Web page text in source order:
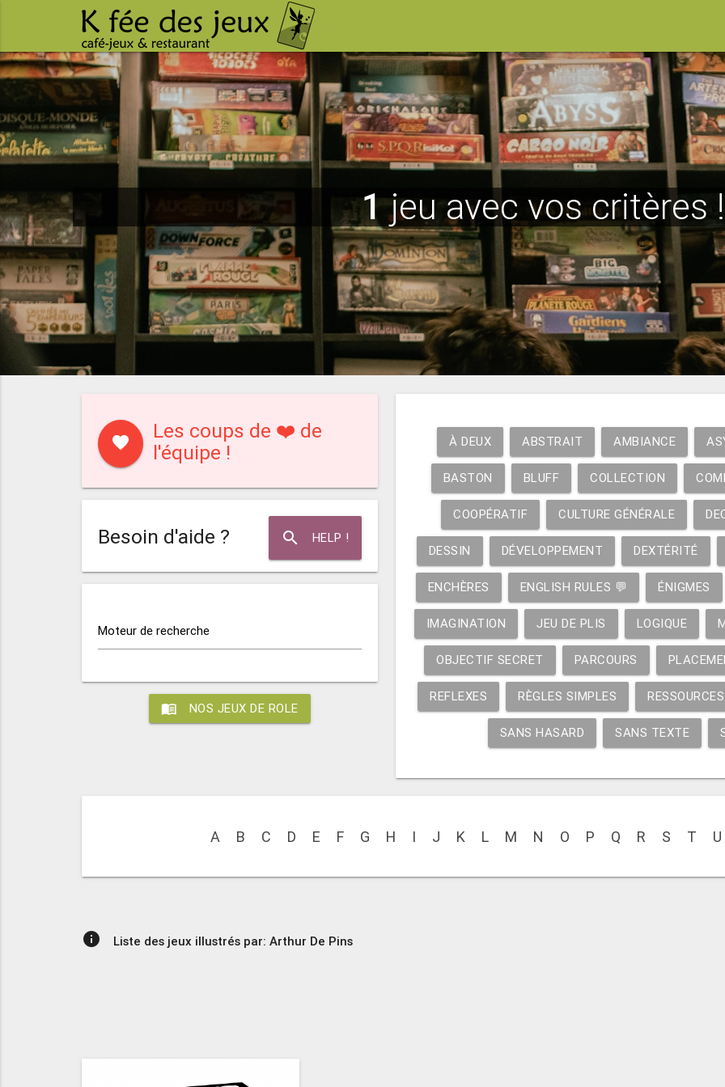
1jeu avec vos critères !
favorite
Les coups de ❤️ de
l'équipe !
search HELP !
Besoin d'aide ?
Moteur de recherche
menu_book NOS JEUX DE ROLE
À DEUX ABSTRAIT AMBIANCE
BASTON BLUFF COLLECTION
COOPÉRATIF CULTURE GÉNÉRALE
DESSIN DÉVELOPPEMENT DEXTÉRITÉ
ENCHÈRES ENGLISH RULES 💬 ÉNIGMES
IMAGINATION JEU DE PLIS LOGIQUE
OBJECTIF SECRET PARCOURS
REFLEXES RÈGLES SIMPLES RESSOURCES
SANS HASARD SANS TEXTE
A B C D E F G H I J K L M N O P Q R S T U
info Liste des jeux illustrés par: Arthur De Pins